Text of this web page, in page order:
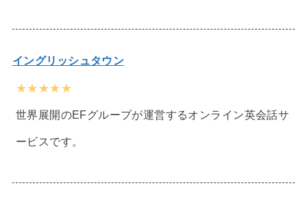
イングリッシュタウン
★★★★★
世界展開のEFグループが運営するオンライン英会話サ
ービスです。